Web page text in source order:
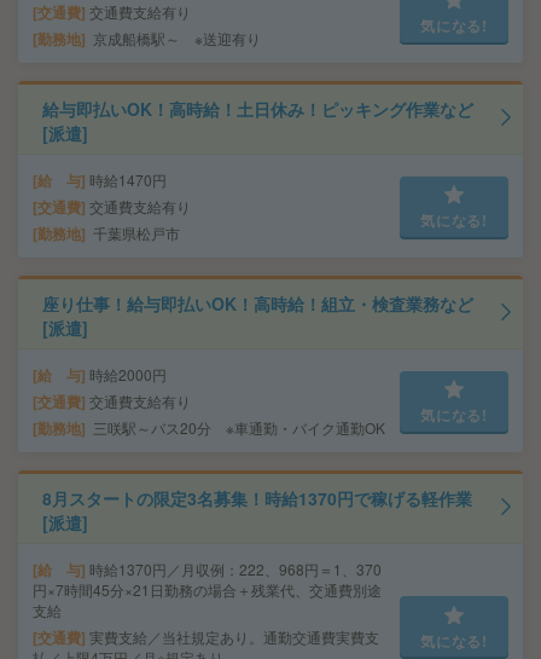
交通費 交通費支給有り
勤務地 京成船橋駅～ ※送迎有り
気になる!
給与即払いOK！高時給！土日休み！ピッキング作業など
[派遣]
給 与 時給1470円
交通費 交通費支給有り
勤務地 千葉県松戸市
気になる!
座り仕事！給与即払いOK！高時給！組立・検査業務など
[派遣]
給 与 時給2000円
交通費 交通費支給有り
勤務地 三咲駅～バス20分 ※車通勤・バイク通勤OK
気になる!
8月スタートの限定3名募集！時給1370円で稼げる軽作業
[派遣]
給 与 時給1370円／月収例：222、968円＝1、370
円×7時間45分×21日勤務の場合＋残業代、交通費別途
支給
交通費 実費支給／当社規定あり。通勤交通費実費支
気になる!